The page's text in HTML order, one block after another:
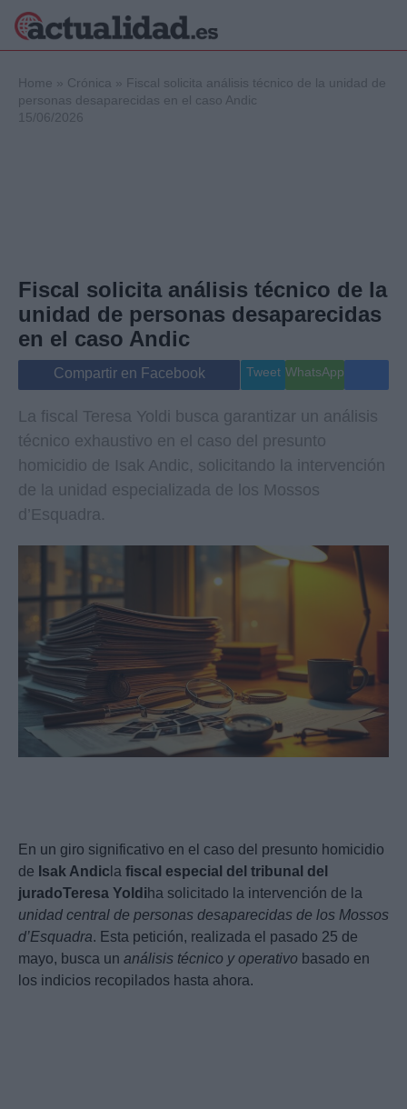
Internacional
Viajes
Gente
Musica
Home » Crónica » Fiscal solicita análisis técnico de la unidad de
personas desaparecidas en el caso Andic
15/06/2026
Fiscal solicita análisis técnico de la
unidad de personas desaparecidas
en el caso Andic
Compartir en Facebook Tweet WhatsApp
La fiscal Teresa Yoldi busca garantizar un análisis
técnico exhaustivo en el caso del presunto
homicidio de Isak Andic, solicitando la intervención
de la unidad especializada de los Mossos
d’Esquadra.
En un giro significativo en el caso del presunto homicidio
de Isak Andic la fiscal especial del tribunal del
juradoTeresa Yoldi ha solicitado la intervención de la
unidad central de personas desaparecidas de los Mossos
d’Esquadra. Esta petición, realizada el pasado 25 de
mayo, busca un análisis técnico y operativo basado en
los indicios recopilados hasta ahora.